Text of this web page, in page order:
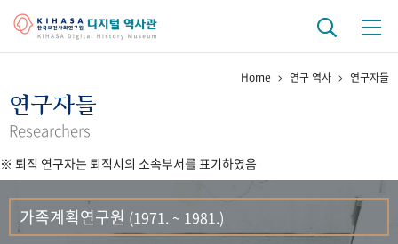
걸어온 길 기관 변천사
연구 역사
정책과 연구 키워드로 보는 연구 역사
연구자들
간행물 변천사
Home 연구 역사 연구자들
연구자들
Researchers
※ 퇴직 연구자는 퇴직시의 소속부서를 표기하였음
가족계획연구원 (1971. ~ 1981.)